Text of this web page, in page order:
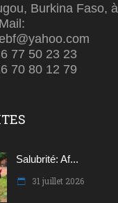
Burkina Faso, à
77 50 23 23
70 80 12 79
Salubrité: Af...
31 juillet 2026